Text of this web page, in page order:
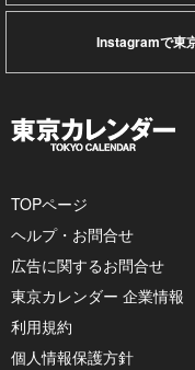
Instagramで東
TOPページ
ヘルプ・お問合せ
広告に関するお問合せ
東京カレンダー 企業情報
利用規約
個人情報保護方針